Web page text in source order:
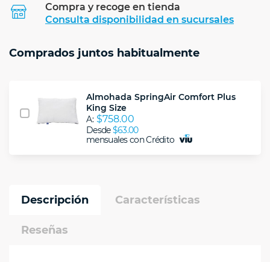
Compra y recoge en tienda
Consulta disponibilidad en sucursales
Comprados juntos habitualmente
Almohada SpringAir Comfort Plus
King Size
A: $758.00
Desde$63.00
mensuales con Crédito
Descripción Características
Reseñas